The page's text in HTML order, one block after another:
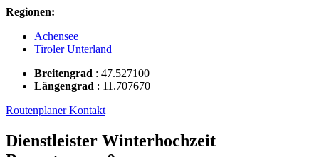
Regionen:
Achensee
Tiroler Unterland
Breitengrad : 47.527100
Längengrad : 11.707670
RoutenplanerKontakt
Dienstleister Winterhochzeit